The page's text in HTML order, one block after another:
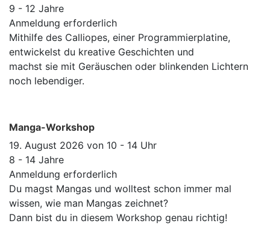
9 - 12 Jahre
Anmeldung erforderlich
Mithilfe des Calliopes, einer Programmierplatine,
entwickelst du kreative Geschichten und
machst sie mit Geräuschen oder blinkenden Lichtern
noch lebendiger.
Manga-Workshop
19. August 2026 von 10 - 14 Uhr
8 - 14 Jahre
Anmeldung erforderlich
Du magst Mangas und wolltest schon immer mal
wissen, wie man Mangas zeichnet?
Dann bist du in diesem Workshop genau richtig!